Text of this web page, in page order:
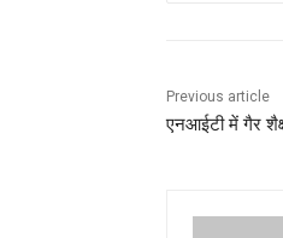
Previous article
एनआईटी में गैर